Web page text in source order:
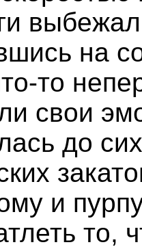
на
то
свои
до
и
то,